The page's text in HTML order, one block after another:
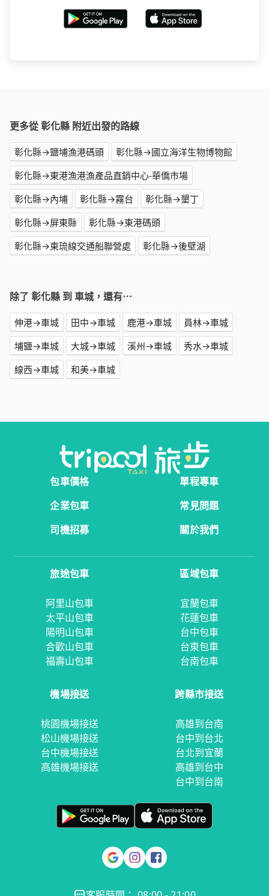
更多從 彰化縣 附近出發的路線
彰化縣→鹽埔漁港碼頭
彰化縣→國立海洋生物博物館
彰化縣→東港漁港漁產品直銷中心-華僑市場
彰化縣→內埔
彰化縣→霧台
彰化縣→墾丁
彰化縣→屏東縣
彰化縣→東港碼頭
彰化縣→東琉線交通船聯營處
彰化縣→後壁湖
除了 彰化縣 到 車城，還有⋯
伸港→車城 田中→車城 鹿港→車城
員林→車城
埔鹽→車城
大城→車城 溪州→車城
秀水→車城
線西→車城
和美→車城
包車價格
單程專車
企業包車
常見問題
司機招募
關於我們
旅途包車
阿里山包車
太平山包車
陽明山包車
合歡山包車
福壽山包車
區域包車
宜蘭包車
花蓮包車
台中包車
台東包車
台南包車
機場接送
桃園機場接送
松山機場接送
台中機場接送
高雄機場接送
跨縣市接送
高雄到台南
台中到台北
台北到宜蘭
高雄到台中
台中到台南